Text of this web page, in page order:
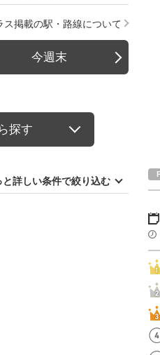
ス掲載の駅・路線について
今週末
探す
と詳しい条件で絞り込む